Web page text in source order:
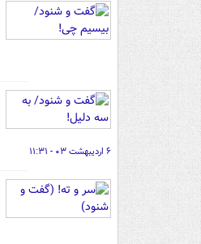
۶ اردیبهشت ۰۳ - ۱۱:۳۱